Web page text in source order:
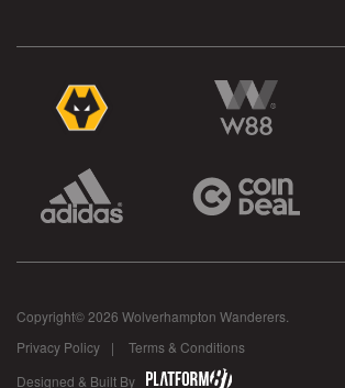
Copyright© 2026 Wolverhampton Wanderers.
Privacy Policy
Terms & Conditions
Designed & Built By